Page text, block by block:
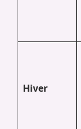
Hiver